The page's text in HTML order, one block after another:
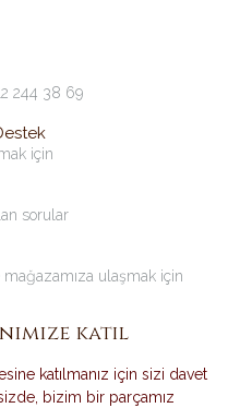
244 38 69
için
sorular
mağazamıza ulaşmak için
katıl
katılmanız için sizi davet
bizim bir parçamız